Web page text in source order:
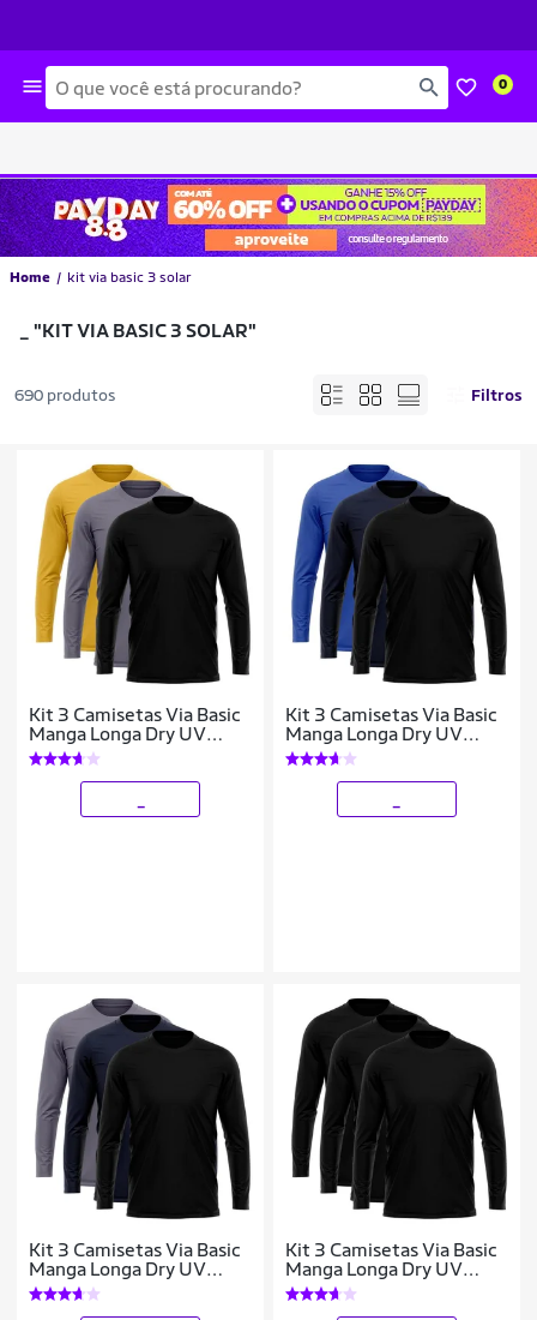
Busca 0
Home kit via basic 3 solar
"KIT VIA BASIC 3 SOLAR"
690 produtos Filtros
Kit 3 Camisetas Via Basic
Manga Longa Dry UV
Proteção Solar Masculina
Kit 3 Camisetas Via Basic
Manga Longa Dry UV
Proteção Solar Masculina
Kit 3 Camisetas Via Basic
Manga Longa Dry UV
Proteção Solar Masculina
Kit 3 Camisetas Via Basic
Manga Longa Dry UV
Proteção Solar Masculina